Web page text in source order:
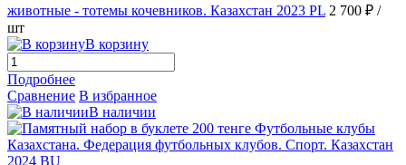
животные - тотемы кочевников. Казахстан 2023 PL 2 700 ₽ /
шт
В корзину
Подробнее
Сравнение В избранное
В наличии